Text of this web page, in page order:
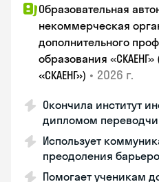
Образовательная
некоммерческая
дополнительного
образования «СКАЕНГ»
«СКАЕНГ») • 2026 г.
Окончила институт
дипломом
Использует
преодоления
Помогает ученикам